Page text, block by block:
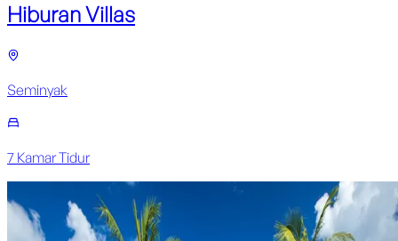
Hiburan Villas
Seminyak
7 Kamar Tidur